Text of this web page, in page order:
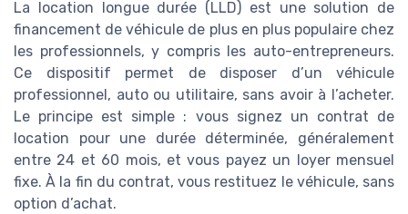
La location longue durée (LLD) est une solution de
financement de véhicule de plus en plus populaire chez
les professionnels, y compris les auto-entrepreneurs.
Ce dispositif permet de disposer d’un véhicule
professionnel, auto ou utilitaire, sans avoir à l’acheter.
Le principe est simple : vous signez un contrat de
location pour une durée déterminée, généralement
entre 24 et 60 mois, et vous payez un loyer mensuel
fixe. À la fin du contrat, vous restituez le véhicule, sans
option d’achat.